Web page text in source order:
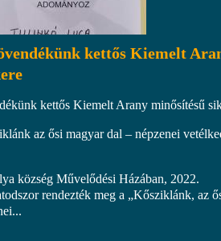
kettős Kiemelt
kettős Kiemelt Arany minősítésű
az ősi magyar dal – népzenei
község Művelődési Házában, 2022.
rendezték meg a „Kősziklánk, az